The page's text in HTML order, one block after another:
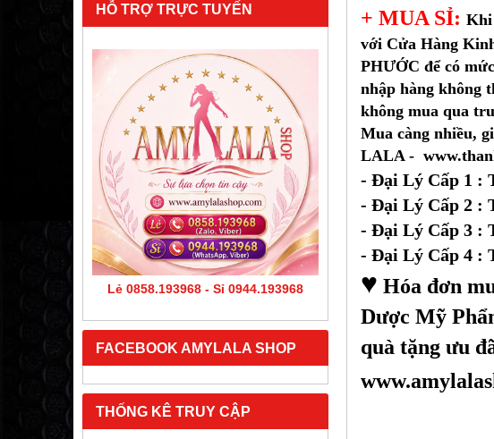
HỖ TRỢ TRỰC TUYẾN
Lẻ 0858.193968 - Sỉ 0944.193968
FACEBOOK AMYLALA SHOP
THỐNG KÊ TRUY CẬP
+ MUA SỈ: Khi
với Cửa Hàng
PHƯỚC để có
nhập hàng không
không mua qua
Mua càng nhiều,
LALA -
- Đại Lý Cấp 1 :
- Đại Lý Cấp 2 :
- Đại Lý Cấp 3 :
- Đại Lý Cấp 4 :
♥ Hóa đơn
Dược Mỹ
quà tặng ưu